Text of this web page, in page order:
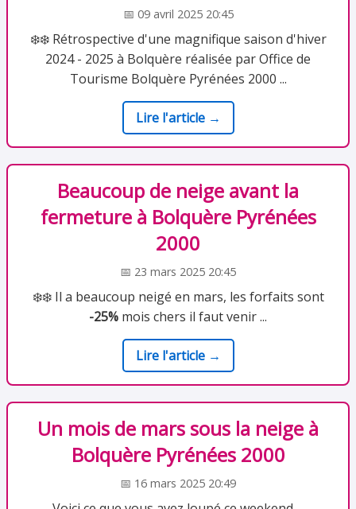
📅 09 avril 2025 20:45
❄️❄️ Rétrospective d'une magnifique saison d'hiver
2024 - 2025 à Bolquère réalisée par Office de
Tourisme Bolquère Pyrénées 2000 ...
Lire l'article →
Beaucoup de neige avant la
fermeture à Bolquère Pyrénées
2000
📅 23 mars 2025 20:45
❄️❄️ Il a beaucoup neigé en mars, les forfaits sont
-25% mois chers il faut venir ...
Lire l'article →
Un mois de mars sous la neige à
Bolquère Pyrénées 2000
📅 16 mars 2025 20:49